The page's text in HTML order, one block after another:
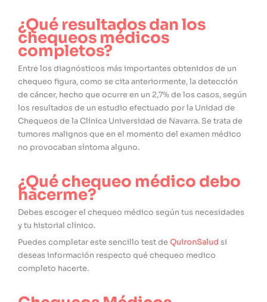
¿Qué resultados dan los
chequeos médicos
completos?
Entre los diagnósticos más importantes obtenidos de un
chequeo figura, como se cita anteriormente, la detección
de cáncer, hecho que ocurre en un 2,7% de los casos, según
los resultados de un estudio efectuado por la Unidad de
Chequeos de la Clínica Universidad de Navarra. Se trata de
tumores malignos que en el momento del examen médico
no provocaban síntoma alguno.
¿Qué chequeo médico debo
hacerme?
Debes escoger el chequeo médico según tus necesidades
y tu historial clínico.
Puedes completar este sencillo test deQuironSalud si
deseas información respecto qué chequeo medico
completo hacerte.